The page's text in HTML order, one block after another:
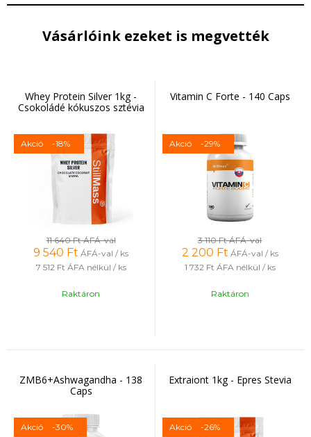
Vásárlóink ezeket is megvették
Whey Protein Silver 1kg -
Csokoládé kókuszos sztévia
Akció -18%
11 640 FtÁFÁ-val
9 540 Ft ÁFÁ-val / ks
7 512 Ft ÁFA nélkül / ks
Raktáron
Vitamin C Forte - 140 Caps
Akció -29%
3 110 FtÁFÁ-val
2 200 Ft ÁFÁ-val / ks
1 732 Ft ÁFA nélkül / ks
Raktáron
ZMB6+Ashwagandha - 138
Caps
Akció -30%
Extraiont 1kg - Epres Stevia
Akció -26%